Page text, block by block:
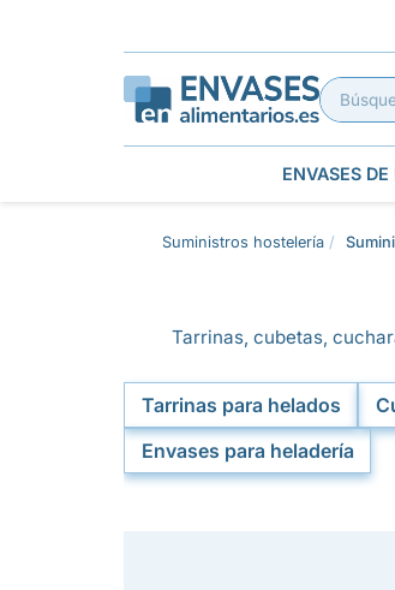
ENVASES
Suministros hostelería
Tarrinas para helados
Envases para heladería
Tarrinas, cubetas,